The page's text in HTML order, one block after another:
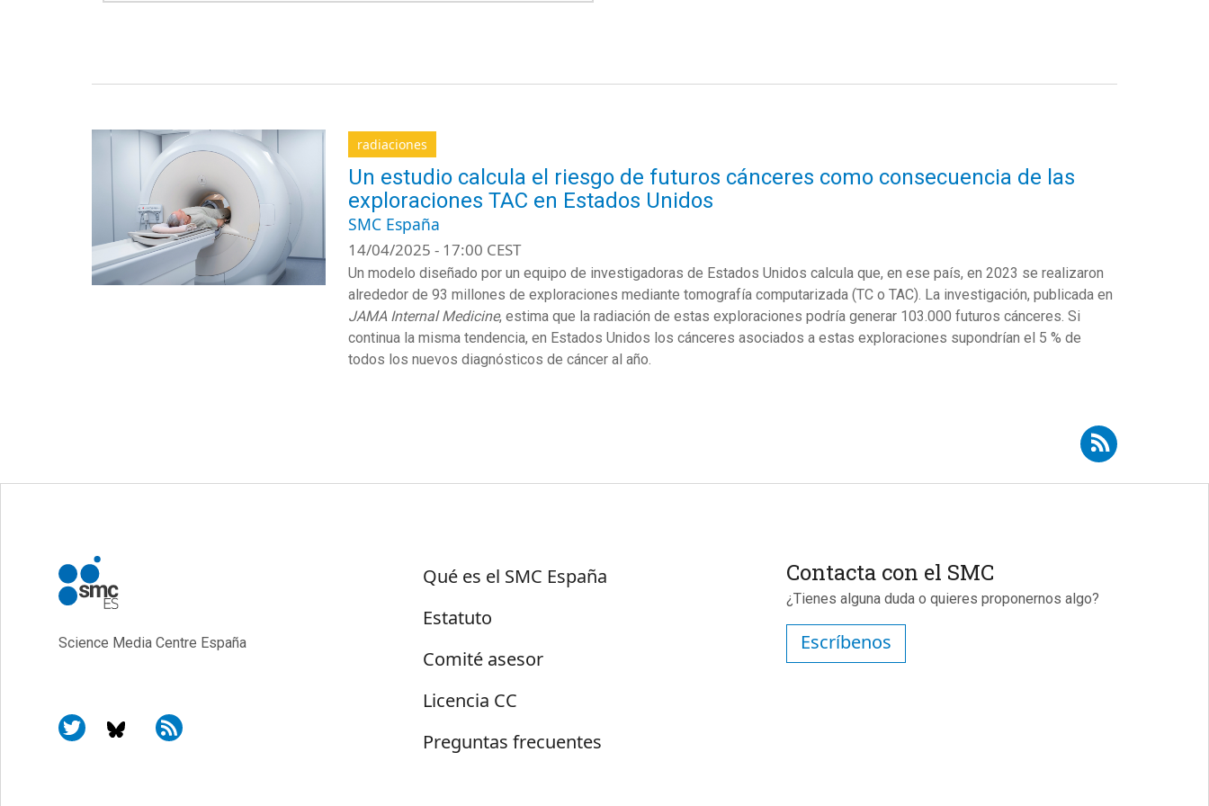
radiaciones
Un estudio calcula el riesgo de futuros cánceres como consecuencia de las
exploraciones TAC en Estados Unidos
SMC España
14/04/2025 - 17:00 CEST
Un modelo diseñado por un equipo de investigadoras de Estados Unidos calcula que, en ese país, en 2023 se realizaron
alrededor de 93 millones de exploraciones mediante tomografía computarizada (TC o TAC). La investigación, publicada en
JAMA Internal Medicine, estima que la radiación de estas exploraciones podría generar 103.000 futuros cánceres. Si
continua la misma tendencia, en Estados Unidos los cánceres asociados a estas exploraciones supondrían el 5 % de
todos los nuevos diagnósticos de cáncer al año.
Suscribirse a RSS - Maruxa Pérez Fernández
Science Media Centre España
Sobre SMC España
Qué es el SMC España
Estatuto
Comité asesor
Licencia CC
Preguntas frecuentes
Contacta con el SMC
¿Tienes alguna duda o quieres proponernos algo?
Escríbenos